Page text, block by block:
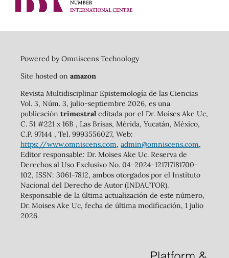
Powered by Omniscens Technology
Site hosted on amazon
Revista Multidisciplinar Epistemología de las Ciencias
Vol. 3, Núm. 3, julio-septiembre 2026, es una
publicación trimestraleditada por el Dr. Moises Ake Uc,
C. 51 #221 x 16B , Las Brisas, Mérida, Yucatán, México,
C.P. 97144 , Tel. 9993556027, Web:
https://www.omniscens.com, admin@omniscens.com,
Editor responsable: Dr. Moises Ake Uc. Reserva de
Derechos al Uso Exclusivo No. 04-2024-121717181700-
102, ISSN: 3061-7812, ambos otorgados por el Instituto
Nacional del Derecho de Autor (INDAUTOR).
Responsable de la última actualización de este número,
Dr. Moises Ake Uc, fecha de última modificación, 1 julio
2026.